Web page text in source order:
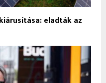
eladták az